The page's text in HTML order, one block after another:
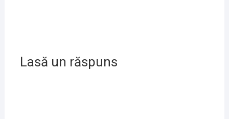
Lasă un răspuns